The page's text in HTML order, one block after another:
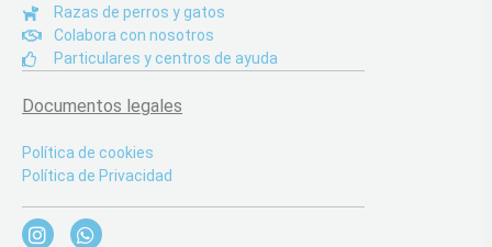
Razas de perros y gatos
Colabora con nosotros
Particulares y centros de ayuda
Documentos legales
Política de cookies
Política de Privacidad